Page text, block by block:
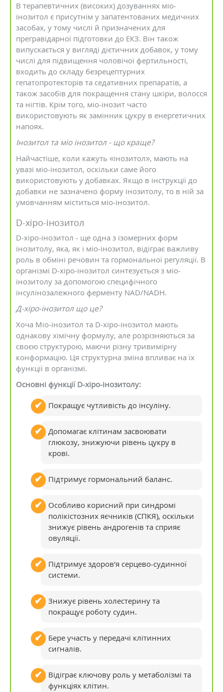
В терапевтичних (високих) дозуваннях міо-
інозитол є присутнім у запатентованих медичних
засобах, у тому числі й призначених для
прегравідарної підготовки до ЕКЗ. Він також
випускається у вигляді дієтичних добавок, у тому
числі для підвищення чоловічої фертильності,
входить до складу безрецептурних
гепатопротекторів та седативних препаратів, а
також засобів для покращення стану шкіри, волосся
та нігтів. Крім того, міо-інозит часто
використовують як замінник цукру в енергетичних
напоях.
Інозитол та міо інозитол - що краще?
Найчастіше, коли кажуть «інозитол», мають на
увазі міо-інозитол, оскільки саме його
використовують у добавках. Якщо в інструкції до
добавки не зазначено форму інозитолу, то в ній за
умовчанням міститься міо-інозитол.
D-хіро-інозитол
D-хіро-інозитол - ще одна з ізомерних форм
інозитолу, яка, як і міо-інозитол, відіграє важливу
роль в обміні речовин та гормональної регуляції. В
організмі D-хіро-інозитол синтезується з міо-
інозитолу за допомогою специфічного
інсулінозалежного ферменту NAD/NADH.
Д-хіро-інозитол що це?
Хоча Міо-інозитол та D-хіро-інозитол мають
однакову хімічну формулу, але розрізняються за
своєю структурою, маючи різну тривимірну
конформацію. Ця структурна зміна впливає на їх
функції в організмі.
Основні функції D-хіро-інозитолу:
Покращує чутливість до інсуліну.
Допомагає клітинам засвоювати
глюкозу, знижуючи рівень цукру в
крові.
Підтримує гормональний баланс.
Особливо корисний при синдромі
полікістозних яєчників (СПКЯ), оскільки
знижує рівень андрогенів та сприяє
овуляції.
Підтримує здоров'я серцево-судинної
системи.
Знижує рівень холестерину та
покращує роботу судин.
Бере участь у передачі клітинних
сигналів.
Відіграє ключову роль у метаболізмі та
функціях клітин.